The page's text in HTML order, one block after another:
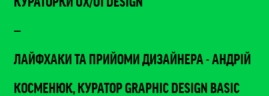
—
ЛАЙФХАКИ ТА ПРИЙОМИ ДИЗАЙНЕРА - АНДРІЙ
КОСМЕНЮК, КУРАТОР GRAPHIC DESIGN BASIC